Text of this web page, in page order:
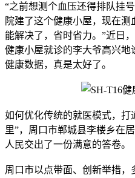
“之前想测个血压还得排队挂
院建了这个健康小屋，现在
能解决了，省时省力。”近日
健康小屋就诊的李大爷高兴
健康数据，真是太好了。
如何优化传统的就医模式，打
里”，周口市郸城县李楼乡在
人民交出了一份满意的答卷。
周口市以点带面、创新举措